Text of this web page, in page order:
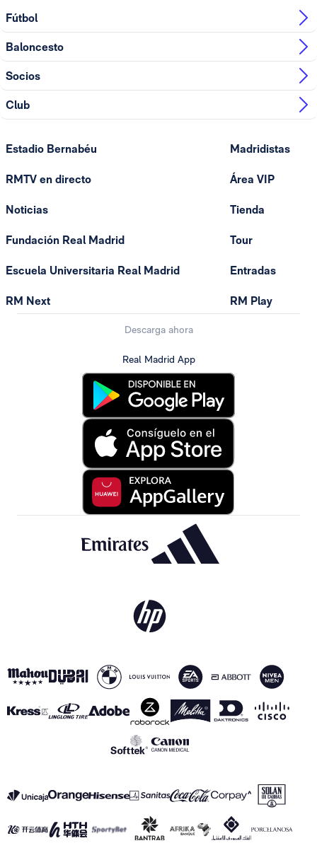
Fútbol
Baloncesto
Socios
Club
Estadio Bernabéu
RMTV en directo
Noticias
Fundación Real Madrid
Escuela Universitaria Real Madrid
RM Next
Madridistas
Área VIP
Tienda
Tour
Entradas
RM Play
Descarga ahora
Real Madrid App